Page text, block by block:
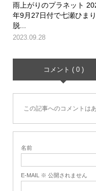
雨上がりのプラネット
年9月27日付で七瀬ひま
脱...
2023.09.28
コメント ( 0 )
この記事へのコメントは
名前
E-MAIL ※ 公開されません